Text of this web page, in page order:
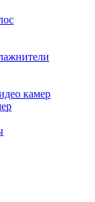
камер